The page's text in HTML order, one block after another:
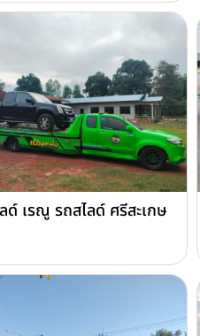
ด์ เรณู รถสไลด์ ศรีสะเกษ